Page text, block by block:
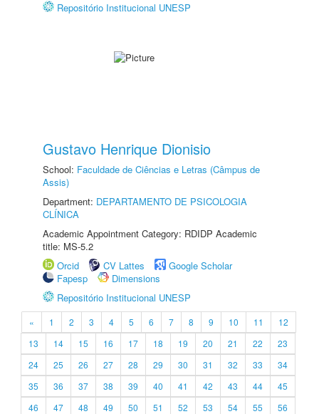
Repositório Institucional UNESP
Gustavo Henrique Dionisio
School: Faculdade de Ciências e Letras (Câmpus de
Assis)
Department: DEPARTAMENTO DE PSICOLOGIA
CLÍNICA
Academic Appointment Category: RDIDP Academic
title: MS-5.2
Orcid
CV Lattes
Google Scholar
Fapesp
Dimensions
Repositório Institucional UNESP
« 1 2 3 4 5 6 7 8 9 10 11
12
13
14 15 16 17 18 19 20 21 22
23
24
25 26 27 28 29 30 31 32 33
34
35
36 37 38 39 40 41 42 43 44
45
46
47 48 49 50 51 52 53 54 55
56